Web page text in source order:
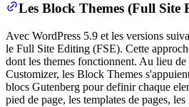
Les Block Themes (Full Site
Avec WordPress 5.9 et les versions
le Full Site Editing (FSE). Cette
dont les themes fonctionnent. Au lieu de
Customizer, les Block Themes
blocs Gutenberg pour definir chaque
pied de page, les templates de pages,